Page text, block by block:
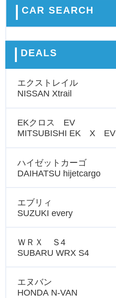
CAR SEARCH
DEALS
エクストレイル
NISSAN Xtrail
EKクロス EV
MITSUBISHI EK X EV
ハイゼットカーゴ
DAIHATSU hijetcargo
エブリィ
SUZUKI every
ＷＲＸ Ｓ4
SUBARU WRX S4
エヌバン
HONDA N-VAN